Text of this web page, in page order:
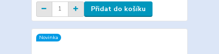
Přidat do košíku
Novinka